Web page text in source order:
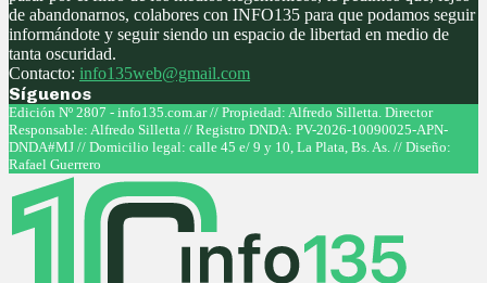
de abandonarnos, colabores con INFO135 para que podamos seguir
informándote y seguir siendo un espacio de libertad en medio de
tanta oscuridad.
Contacto: info135web@gmail.com
Síguenos
Facebook
Twitter
Instagram
Youtube
Edición Nº 2807 - info135.com.ar // Propiedad: Alfredo Silletta. Director
Responsable: Alfredo Silletta // Registro DNDA: PV-2026-10090025-APN-
DNDA#MJ // Domicilio legal: calle 45 e/ 9 y 10, La Plata, Bs. As. // Diseño:
Rafael Guerrero